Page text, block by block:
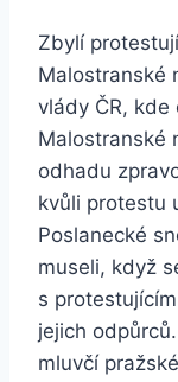
Zbylí
Malostranské
vlády ČR, kde
Malostranské
odhadu
kvůli protestu
Poslanecké
museli, když
s
jejich
mluvčí